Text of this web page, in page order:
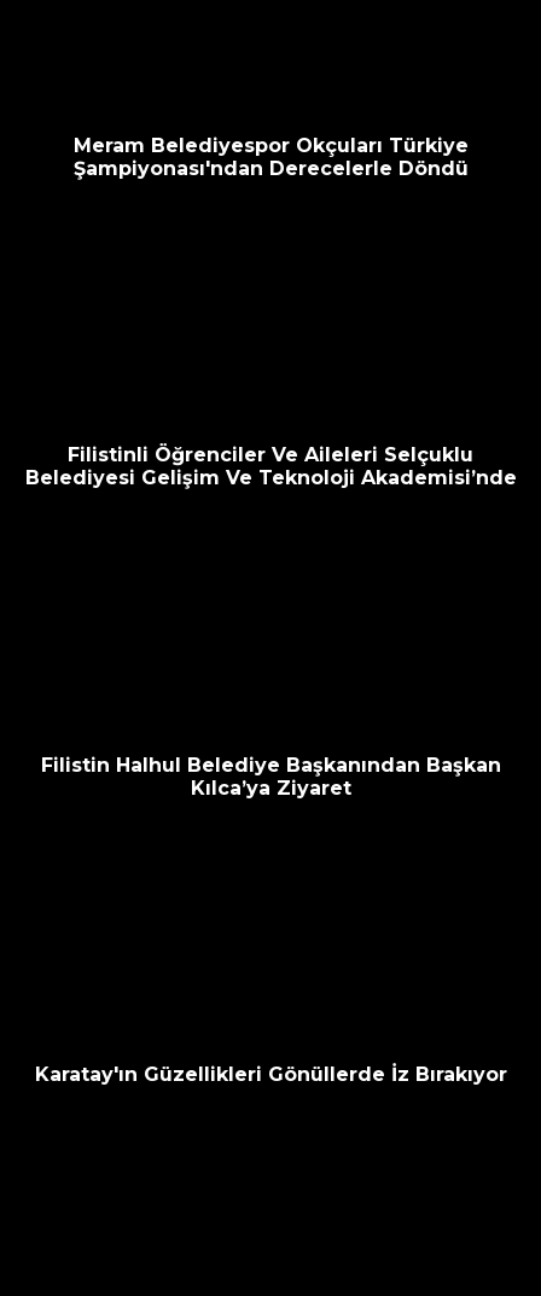
Meram Belediyespor Okçuları Türkiye
Şampiyonası'ndan Derecelerle Döndü
Filistinli Öğrenciler Ve Aileleri Selçuklu
Belediyesi Gelişim Ve Teknoloji Akademisi’nde
Filistin Halhul Belediye Başkanından Başkan
Kılca’ya Ziyaret
Karatay'ın Güzellikleri Gönüllerde İz Bırakıyor